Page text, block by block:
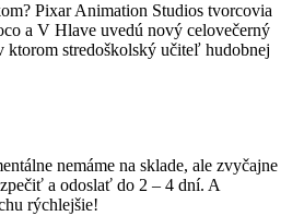
Pixar Animation Studios tvorcovia
a V Hlave uvedú nový celovečerný
ktorom stredoškolský učiteľ hudobnej
nemáme na sklade, ale zvyčajne
a odoslať do 2 – 4 dní. A
rýchlejšie!